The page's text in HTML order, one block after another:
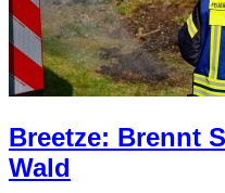
Breetze: Brennt
Wald